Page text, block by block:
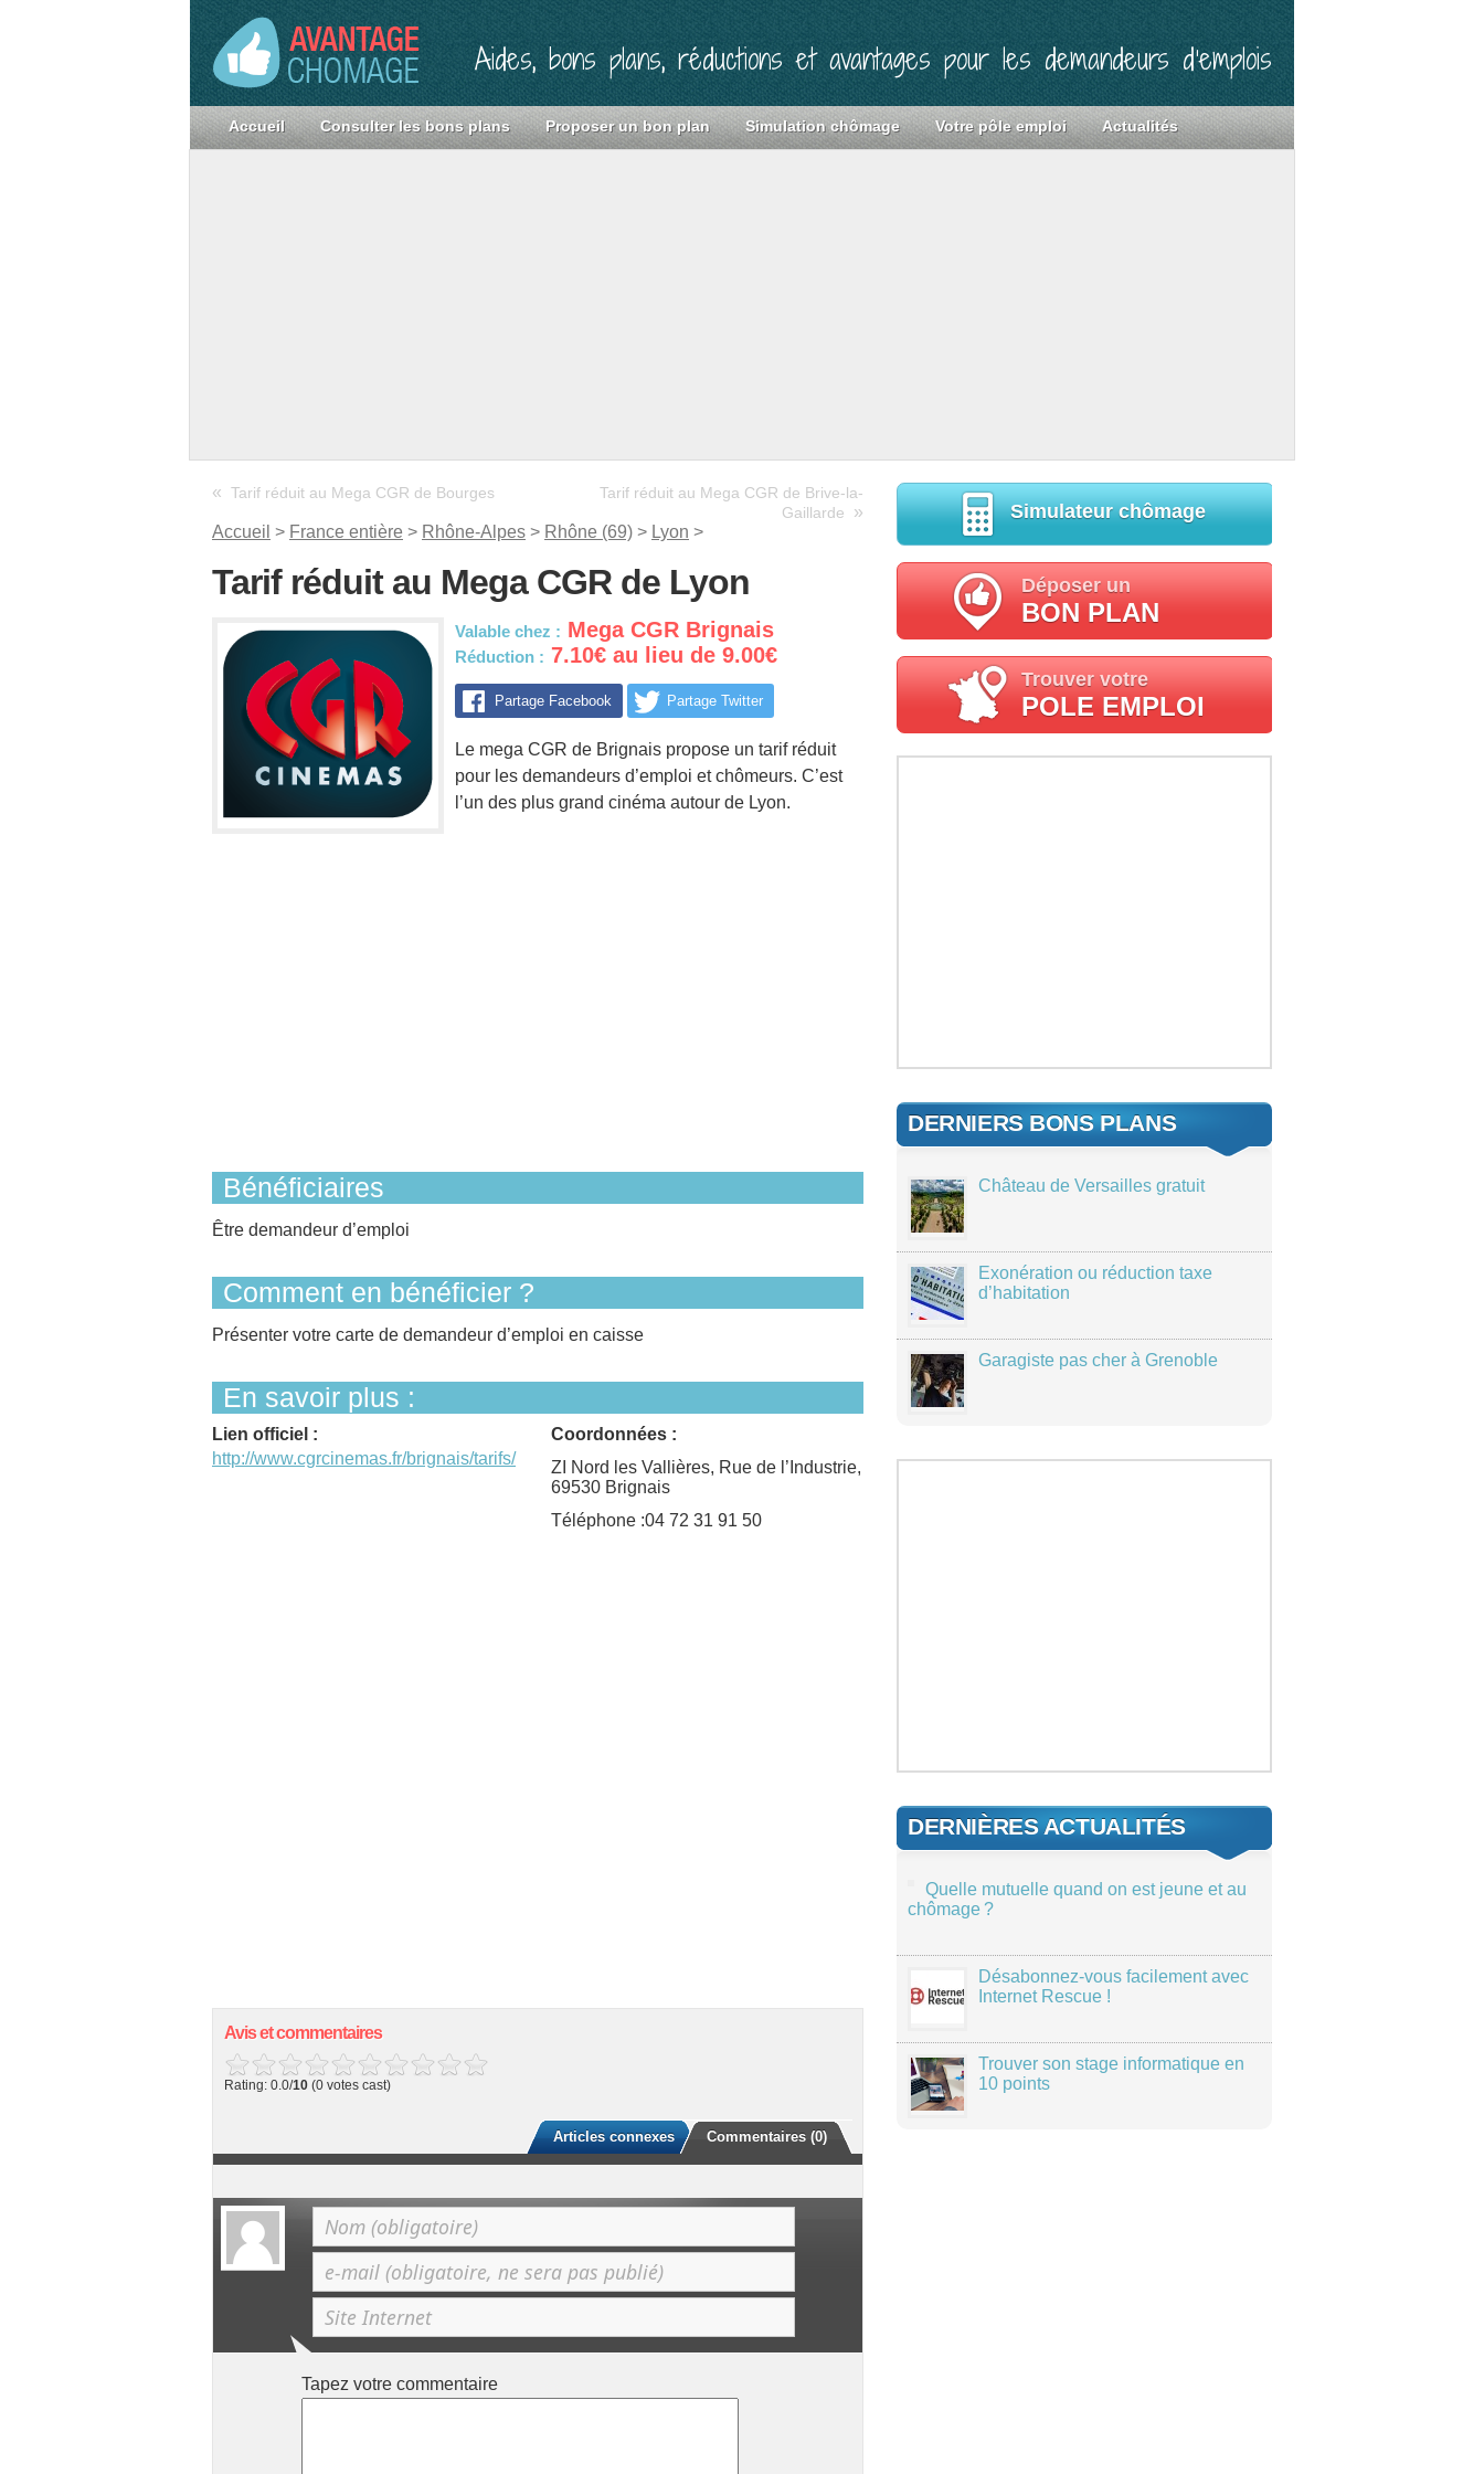
Aides, bons plans, réductions et avantages pour les demandeurs d’emplois
Accueil Consulter les bons plans Proposer un bon plan Simulation chômage Votre pôle emploi Actualités
« Tarif réduit au Mega CGR de Bourges
Tarif réduit au Mega CGR de Brive-la-
Gaillarde
»
Accueil > France entière > Rhône-Alpes > Rhône (69) > Lyon >
Tarif réduit au Mega CGR de Lyon
Valable chez : Mega CGR Brignais
Réduction : 7.10€ au lieu de 9.00€
Partage Facebook Partage Twitter
Le mega CGR de Brignais propose un tarif réduit
pour les demandeurs d’emploi et chômeurs. C’est
l’un des plus grand cinéma autour de Lyon.
Bénéficiaires
Être demandeur d’emploi
Comment en bénéficier ?
Présenter votre carte de demandeur d’emploi en caisse
En savoir plus :
Lien officiel :
http://www.cgrcinemas.fr/brignais/tarifs/
Coordonnées :
ZI Nord les Vallières, Rue de l’Industrie,
69530 Brignais
Téléphone :04 72 31 91 50
Avis et commentaires
Rating: 0.0/10 (0 votes cast)
Commentaires (0)
Articles connexes
Tapez votre commentaire
Simulateur chômage
Déposer un
BON PLAN
Trouver votre
POLE EMPLOI
DERNIERS BONS PLANS
Château de Versailles gratuit
Exonération ou réduction taxe
d’habitation
Garagiste pas cher à Grenoble
DERNIÈRES ACTUALITÉS
Quelle mutuelle quand on est jeune et au
chômage ?
Désabonnez-vous facilement avec
Internet Rescue !
Trouver son stage informatique en
10 points